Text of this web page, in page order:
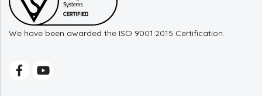
We have been awarded the ISO 9001:2015 Certification.